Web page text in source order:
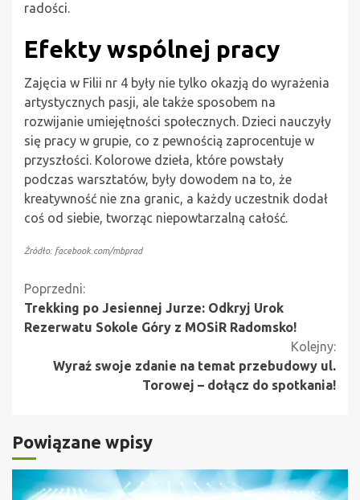
radości.
Efekty wspólnej pracy
Zajęcia w Filii nr 4 były nie tylko okazją do wyrażenia
artystycznych pasji, ale także sposobem na
rozwijanie umiejętności społecznych. Dzieci nauczyły
się pracy w grupie, co z pewnością zaprocentuje w
przyszłości. Kolorowe dzieła, które powstały
podczas warsztatów, były dowodem na to, że
kreatywność nie zna granic, a każdy uczestnik dodał
coś od siebie, tworząc niepowtarzalną całość.
Źródło: facebook.com/mbprad
Kontynuuj
czytanie
Poprzedni:
Trekking po Jesiennej Jurze: Odkryj Urok
Rezerwatu Sokole Góry z MOSiR Radomsko!
Kolejny:
Wyraź swoje zdanie na temat przebudowy ul.
Torowej – dołącz do spotkania!
Powiązane wpisy